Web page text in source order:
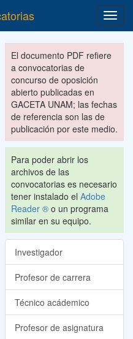
El documento PDF refiere
a convocatorias de
concurso de oposición
abierto publicadas en
GACETA UNAM; las fechas
de referencia son las de
publicación por este medio.
Para poder abrir los
archivos de las
convocatorias es necesario
tener instalado el Adobe
Reader ® o un programa
similar en su equipo.
Investigador
Profesor de carrera
Técnico acádemico
Profesor de asignatura